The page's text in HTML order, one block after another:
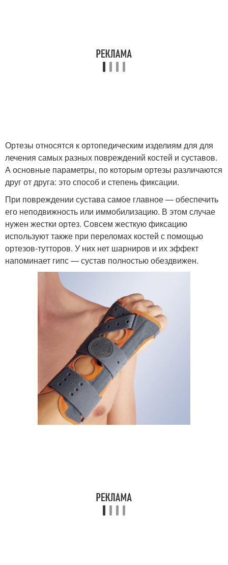
Ортезы относятся к ортопедическим изделиям для для
лечения самых разных повреждений костей и суставов.
А основные параметры, по которым ортезы различаются
друг от друга: это способ и степень фиксации.
При повреждении сустава самое главное — обеспечить
его неподвижность или иммобилизацию. В этом случае
нужен жестки ортез. Совсем жесткую фиксацию
используют также при переломах костей с помощью
ортезов-тутторов. У них нет шарниров и их эффект
напоминает гипс — сустав полностью обездвижен.